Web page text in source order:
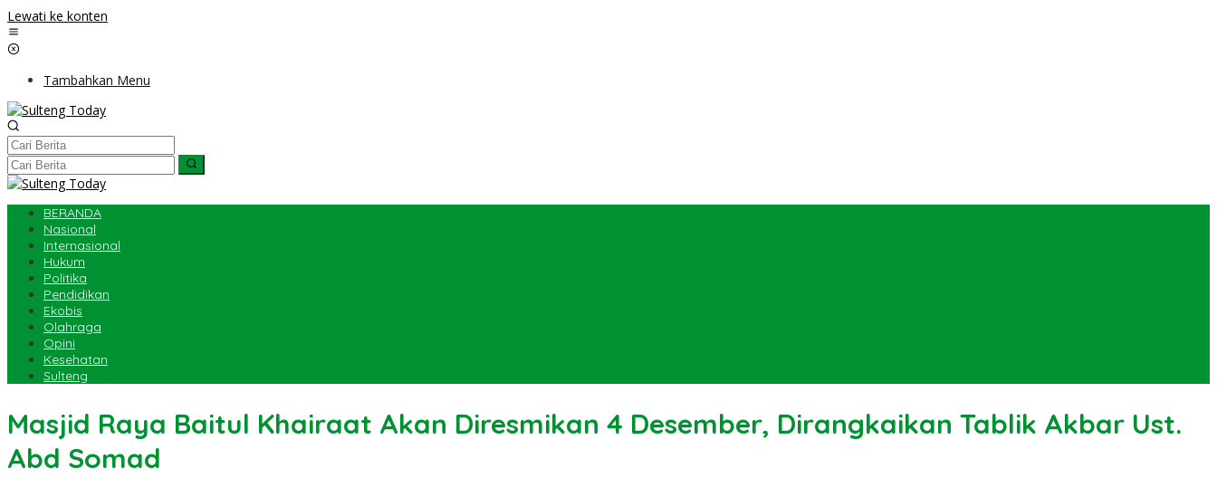
Lewati ke konten
Tambahkan Menu
BERANDA
Nasional
Internasional
Hukum
Politika
Pendidikan
Ekobis
Olahraga
Opini
Kesehatan
Sulteng
Masjid Raya Baitul Khairaat Akan Diresmikan 4 Desember, Dirangkaikan Tablik Akbar Ust.
Abd Somad